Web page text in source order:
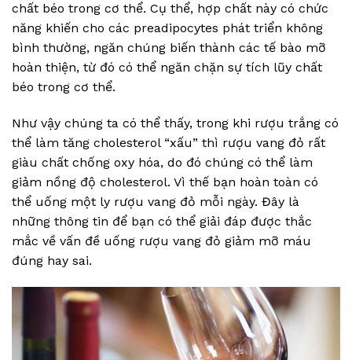
chất béo trong cơ thể. Cụ thể, hợp chất này có chức
năng khiến cho các preadipocytes phát triển không
bình thường, ngăn chúng biến thành các tế bào mỡ
hoàn thiện, từ đó có thể ngăn chặn sự tích lũy chất
béo trong cơ thể.
Như vậy chúng ta có thể thấy, trong khi rượu trắng có
thể làm tăng cholesterol “xấu” thì rượu vang đỏ rất
giàu chất chống oxy hóa, do đó chúng có thể làm
giảm nồng độ cholesterol. Vì thế bạn hoàn toàn có
thể uống một ly rượu vang đỏ mỗi ngày. Đây là
những thông tin để bạn có thể giải đáp được thắc
mắc về vấn đề uống rượu vang đỏ giảm mỡ máu
đúng hay sai.